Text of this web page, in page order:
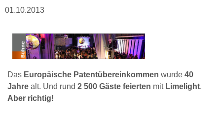
01.10.2013
Das Europäische Patentübereinkommen wurde 40
Jahre alt. Und rund 2 500 Gäste feierten mit Limelight.
Aber richtig!